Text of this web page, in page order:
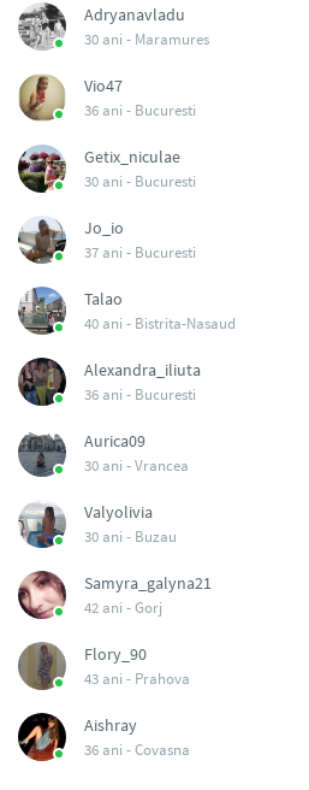
Adryanavladu
30 ani - Maramures
Vio47
36 ani - Bucuresti
Getix_niculae
30 ani - Bucuresti
Jo_io
37 ani - Bucuresti
Talao
40 ani - Bistrita-Nasaud
Alexandra_iliuta
36 ani - Bucuresti
Aurica09
30 ani -Vrancea
Valyolivia
30 ani - Buzau
Samyra_galyna21
42 ani -Gorj
Flory_90
43 ani - Prahova
Aishray
36 ani -Covasna